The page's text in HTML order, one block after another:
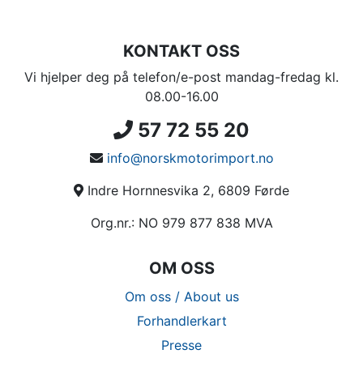
KONTAKT OSS
Vi hjelper deg på telefon/e-post mandag-fredag kl.
08.00-16.00
57 72 55 20
info@norskmotorimport.no
Indre Hornnesvika 2, 6809 Førde
Org.nr.: NO 979 877 838 MVA
OM OSS
Om oss / About us
Forhandlerkart
Presse